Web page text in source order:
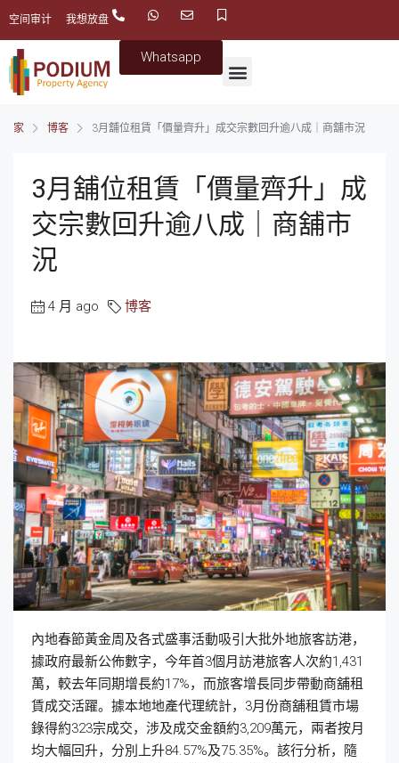
空间审计 我想放盘
Whatsapp
家 博客 3月舖位租賃「價量齊升」成交宗數回升逾八成｜商舖市況
3月舖位租賃「價量齊升」成
交宗數回升逾八成｜商舖市
況
4 月 ago 博客
內地春節黃金周及各式盛事活動吸引大批外地旅客訪港，
據政府最新公佈數字，今年首3個月訪港旅客人次約1,431
萬，較去年同期增長約17%，而旅客增長同步帶動商舖租
賃成交活躍。據本地地產代理統計，3月份商舖租賃市場
錄得約323宗成交，涉及成交金額約3,209萬元，兩者按月
均大幅回升，分別上升84.57%及75.35%。該行分析，隨